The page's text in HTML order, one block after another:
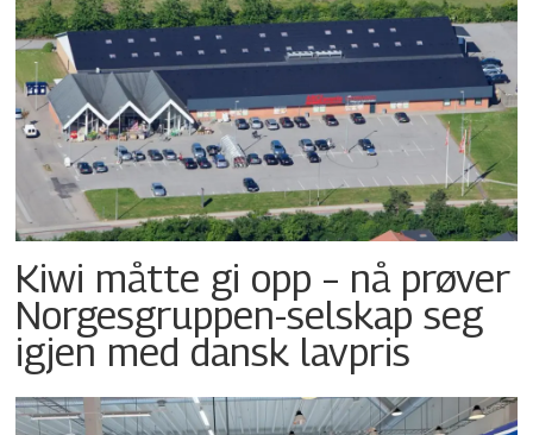
Kiwi måtte gi opp – nå prøver
Norgesgruppen-selskap seg
igjen med dansk lavpris